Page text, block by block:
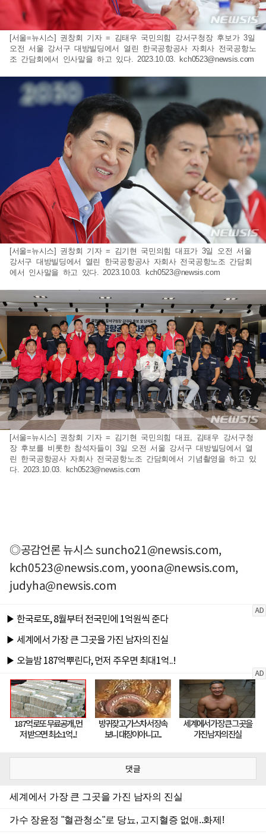
[서울=뉴시스] 권창회 기자 = 김태우 국민의힘 강서구청장 후보가 3일
오전 서울 강서구 대방빌딩에서 열린 한국공항공사 자회사 전국공항노
조 간담회에서 인사말을 하고 있다. 2023.10.03. kch0523@newsis.com
[서울=뉴시스] 권창회 기자 = 김기현 국민의힘 대표가 3일 오전 서울
강서구 대방빌딩에서 열린 한국공항공사 자회사 전국공항노조 간담회
에서 인사말을 하고 있다. 2023.10.03.
kch0523@newsis.com
[서울=뉴시스] 권창회 기자 = 김기현 국민의힘 대표, 김태우 강서구청
장 후보를 비롯한 참석자들이 3일 오전 서울 강서구 대방빌딩에서 열
린 한국공항공사 자회사 전국공항노조 간담회에서 기념촬영을 하고 있
다. 2023.10.03. kch0523@newsis.com
◎공감언론 뉴시스suncho21@newsis.com,
kch0523@newsis.com,yoona@newsis.com,
judyha@newsis.com
댓글